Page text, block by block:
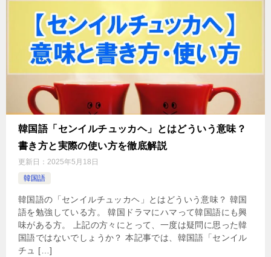
韓国語「センイルチュッカヘ」とはどういう意味？
書き方と実際の使い方を徹底解説
更新日： 2025年5月18日
韓国語
韓国語の「センイルチュッカヘ」とはどういう意味？ 韓国
語を勉強している方。 韓国ドラマにハマって韓国語にも興
味がある方。 上記の方々にとって、一度は疑問に思った韓
国語ではないでしょうか？ 本記事では、韓国語「センイル
チュ […]